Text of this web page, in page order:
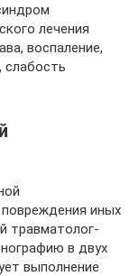
лечения
воспаление,
слабость
повреждения иных
травматолог-
в двух
выполнение